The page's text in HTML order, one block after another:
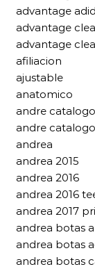
advantage
advantage
advantage
afiliacion
ajustable
anatomico
andre
andre
andrea
andrea 2015
andrea 2016
andrea 2016
andrea 2017
andrea botas
andrea botas
andrea botas